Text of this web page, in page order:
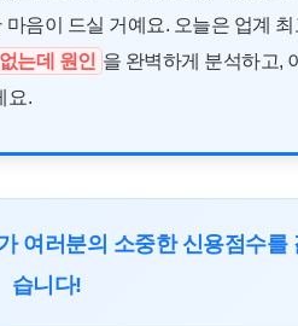
음이 드실 거예요. 오늘은 업계
는데 원인 을 완벽하게 분석하고,
요.
여러분의 소중한 신용점수를
습니다!